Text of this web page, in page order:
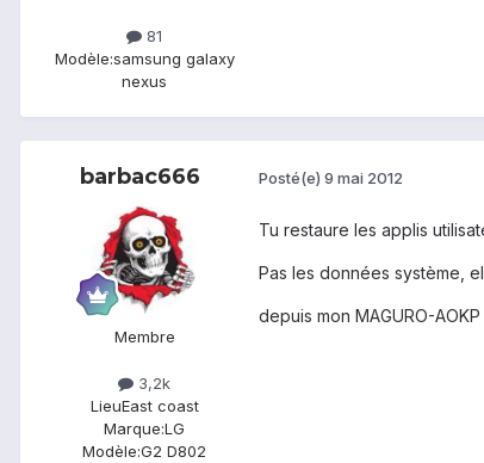
81
Modèle:samsung galaxy
nexus
barbac666
Membre
3,2k
LieuEast coast
Marque:LG
Modèle:G2 D802
Posté(e) 9 mai 2012
Tu restaure les applis
Pas les données système,
depuis mon MAGURO-AOKP